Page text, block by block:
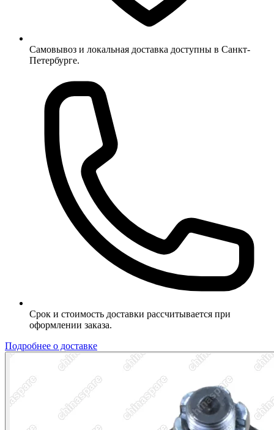
Самовывоз и локальная доставка доступны в Санкт-
Петербурге.
Срок и стоимость доставки рассчитывается при
оформлении заказа.
Подробнее о доставке